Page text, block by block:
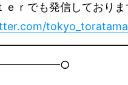
ｅｒでも発信しておりま
tokyo_toratama